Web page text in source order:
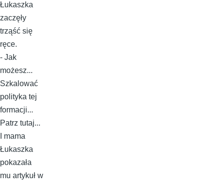
Łukaszka
zaczęły
trząść się
ręce.
- Jak
możesz...
Szkalować
polityka tej
formacji...
Patrz tutaj...
I mama
Łukaszka
pokazała
mu artykuł w